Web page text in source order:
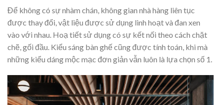
Để không có sự nhàm chán, không gian nhà hàng liên tục
được thay đổi, vật liệu được sử dụng linh hoạt và đan xen
vào với nhau. Hoạ tiết sử dụng có sự kết nối theo cách chặt
chẽ, gối đầu. Kiểu sáng bàn ghế cũng được tính toán, khi mà
những kiểu dáng mộc mạc đơn giản vẫn luôn là lựa chọn số 1.